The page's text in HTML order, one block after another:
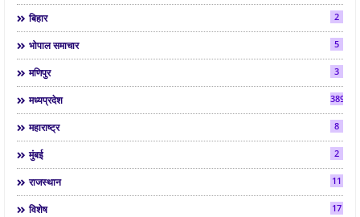
बिहार 2
भोपाल समाचार 5
मणिपुर 3
मध्यप्रदेश 3892
महाराष्ट्र 8
मुंबई 2
राजस्थान 11
विशेष 17